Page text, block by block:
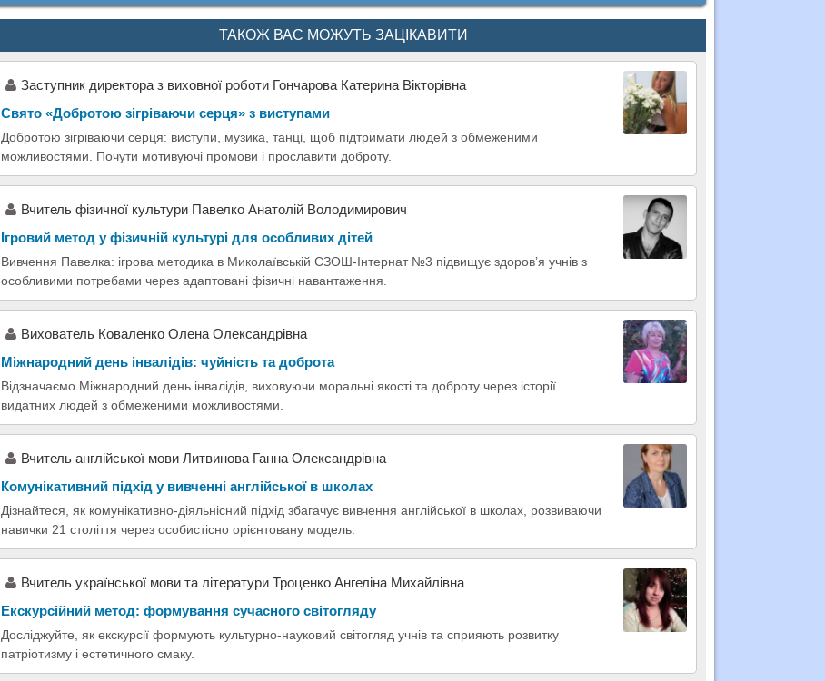
ТАКОЖ ВАС МОЖУТЬ ЗАЦІКАВИТИ
Заступник директора з виховної роботи Гончарова Катерина Вікторівна
Свято «Добротою зігріваючи серця» з виступами
Добротою зігріваючи серця: виступи, музика, танці, щоб підтримати людей з обмеженими
можливостями. Почути мотивуючі промови і прославити доброту.
Вчитель фізичної культури Павелко Анатолій Володимирович
Ігровий метод у фізичній культурі для особливих дітей
Вивчення Павелка: ігрова методика в Миколаївській СЗОШ-Інтернат №3 підвищує здоров’я учнів з
особливими потребами через адаптовані фізичні навантаження.
Вихователь Коваленко Олена Олександрівна
Міжнародний день інвалідів: чуйність та доброта
Відзначаємо Міжнародний день інвалідів, виховуючи моральні якості та доброту через історії
видатних людей з обмеженими можливостями.
Вчитель англійської мови Литвинова Ганна Олександрівна
Комунікативний підхід у вивченні англійської в школах
Дізнайтеся, як комунікативно-діяльнісний підхід збагачує вивчення англійської в школах, розвиваючи
навички 21 століття через особистісно орієнтовану модель.
Вчитель української мови та літератури Троценко Ангеліна Михайлівна
Екскурсійний метод: формування сучасного світогляду
Досліджуйте, як екскурсії формують культурно-науковий світогляд учнів та сприяють розвитку
патріотизму і естетичного смаку.